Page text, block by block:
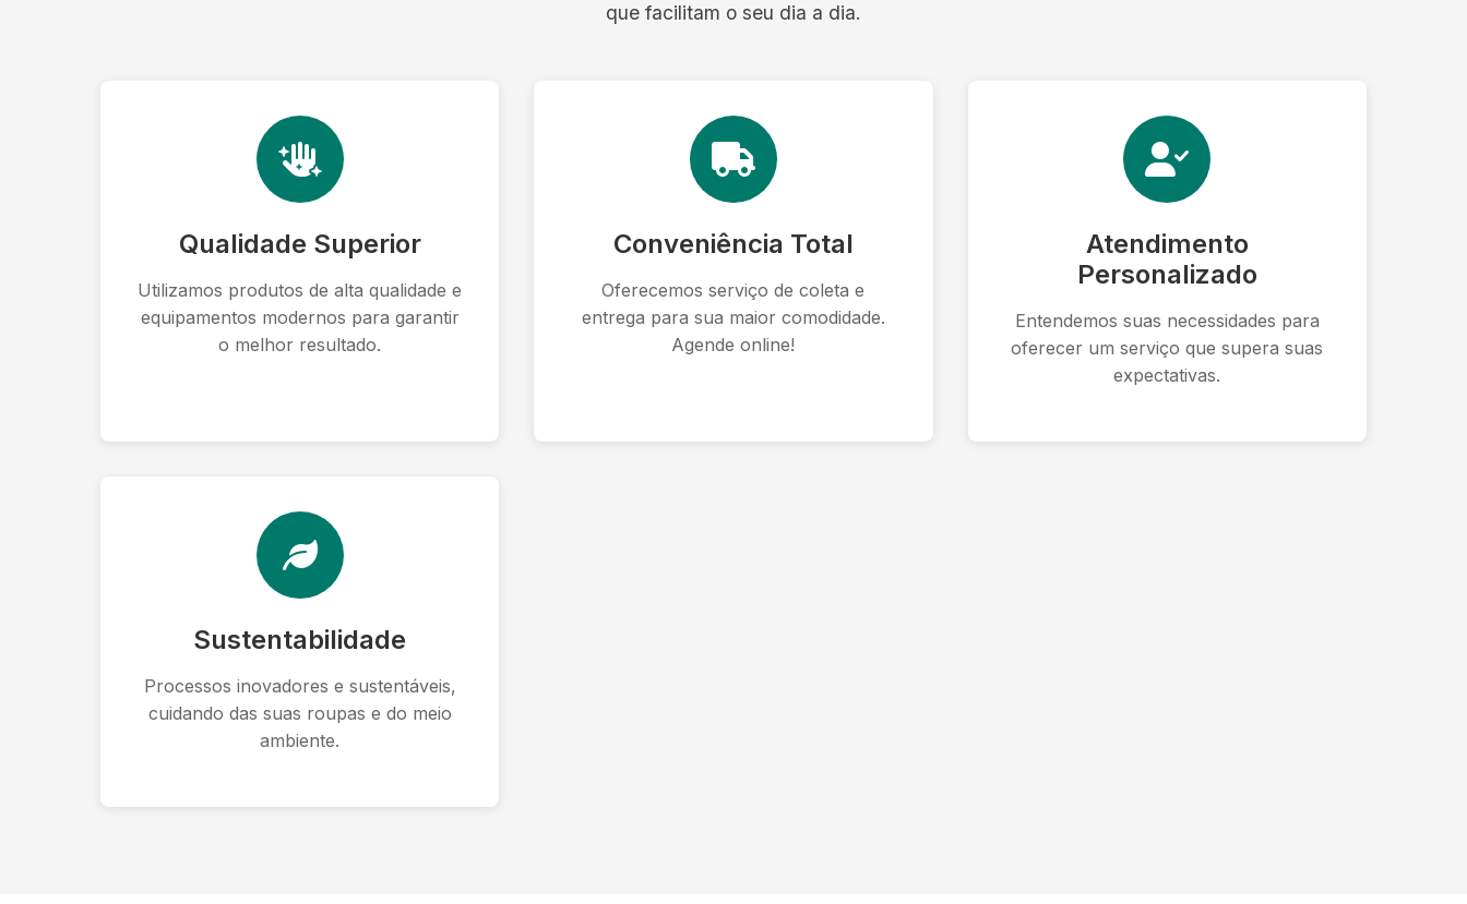
que facilitam o seu dia a dia.
Qualidade Superior
Utilizamos produtos de alta qualidade e
equipamentos modernos para garantir
o melhor resultado.
Conveniência Total
Oferecemos serviço de coleta e
entrega para sua maior comodidade.
Agende online!
Atendimento
Personalizado
Entendemos suas necessidades para
oferecer um serviço que supera suas
expectativas.
Sustentabilidade
Processos inovadores e sustentáveis,
cuidando das suas roupas e do meio
ambiente.